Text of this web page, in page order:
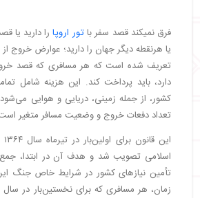
شرایط استرداد عوارض خروج از کشور ۱۴۰۴
・
مراحل ثبت درخواست استرداد
・
تخفیف عوارض خروج از کشور
・
افراد معاف از پرداخت عوارض
・
مدارک لازم برای عوارض خروج از
・ در صورت پرداخت اشتباه عوارض
・بهترین روش برای پرداخت عوارض
فرق نمیکند قصد سفر باتور اروپارا دارید یا
یا هرنقطه دیگر جهان را دارید؛ عوارض خروج
تعریف شده است که هر مسافری که قصد
دارد، باید پرداخت کند. این هزینه شامل
کشور، از جمله زمینی، دریایی و هوایی
تعداد دفعات خروج و وضعیت مسافر متغیر
اسلامی تصویب شد و هدف آن در ابتدا،
تأمین نیازهای کشور در شرایط خاص جنگ
زمان، هر مسافری که برای نخستین‌بار در